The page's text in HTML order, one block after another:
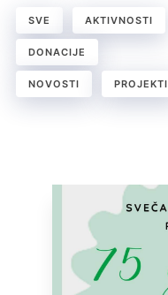
SVE AKTIVNOSTI
DONACIJE
NOVOSTI PROJEKTI